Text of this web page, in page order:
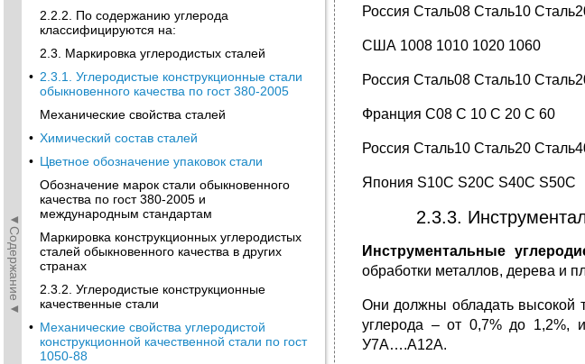
◄Содержание◄
2.2.2. По содержанию углерода
классифицируются на:
2.3. Маркировка углеродистых сталей
• 2.3.1. Углеродистые конструкционные стали
обыкновенного качества по гост 380-2005
Механические свойства сталей
• Химический состав сталей
• Цветное обозначение упаковок стали
Обозначение марок стали обыкновенного
качества по гост 380-2005 и
международным стандартам
Маркировка конструкционных углеродистых
сталей обыкновенного качества в других
странах
2.3.2. Углеродистые конструкционные
качественные стали
• Механические свойства углеродистой
конструкционной качественной стали по гост
1050-88
Россия Сталь08 Сталь10
США 1008 1010 1020 1060
Россия Сталь08 Сталь10
Франция С08 С 10 С 20 С 60
Россия Сталь10 Сталь20
Япония S10С S20С S40С S50С
2.3.3.
Инструментальные
обработки металлов, дерева и
Они должны обладать высокой
углерода – от 0,7% до 1,2%,
У7А….А12А.